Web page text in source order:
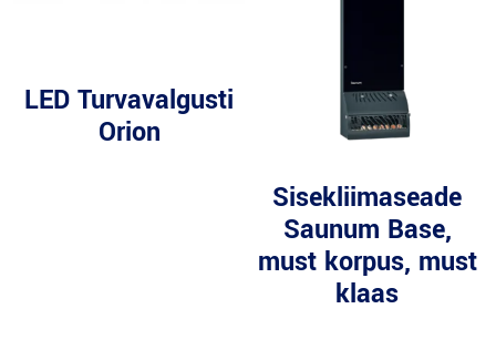
LED Turvavalgusti
Orion
Sisekliimaseade
Saunum Base,
must korpus, must
klaas